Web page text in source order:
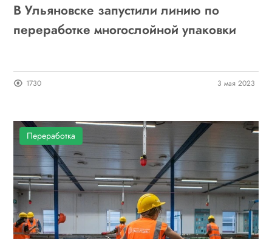
В Ульяновске запустили линию по
переработке многослойной упаковки
1730 3 мая 2023
Переработка